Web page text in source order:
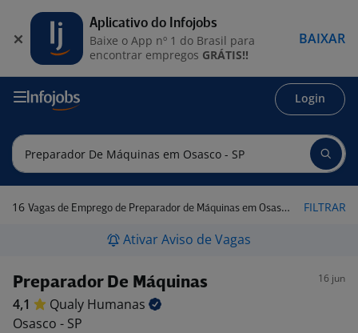
Login
16 Vagas de Emprego de Preparador de Máquinas em Osasco - SP FILTRAR
Ativar Aviso de Vagas
Preparador De Máquinas 16 jun
4,1 Qualy Humanas
Osasco - SP
Aplicativo do Infojobs
Baixe o App nº 1 do Brasil para
encontrar empregos GRÁTIS!!
BAIXAR